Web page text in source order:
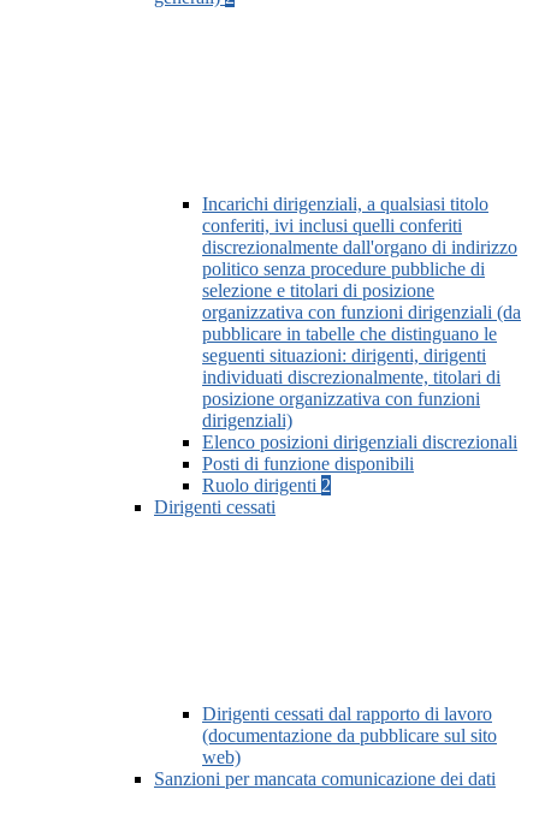
Incarichi dirigenziali, a qualsiasi titolo
conferiti, ivi inclusi quelli conferiti
discrezionalmente dall'organo di indirizzo
politico senza procedure pubbliche di
selezione e titolari di posizione
organizzativa con funzioni dirigenziali (da
pubblicare in tabelle che distinguano le
seguenti situazioni: dirigenti, dirigenti
individuati discrezionalmente, titolari di
posizione organizzativa con funzioni
dirigenziali)
Elenco posizioni dirigenziali discrezionali
Posti di funzione disponibili
Ruolo dirigenti 2
Dirigenti cessati
Dirigenti cessati dal rapporto di lavoro
(documentazione da pubblicare sul sito
web)
Sanzioni per mancata comunicazione dei dati